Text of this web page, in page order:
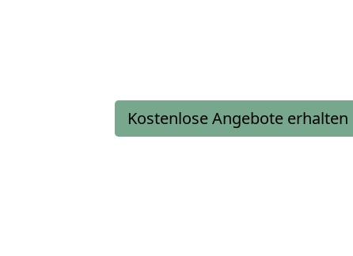
Kostenlose Angebote erhalten